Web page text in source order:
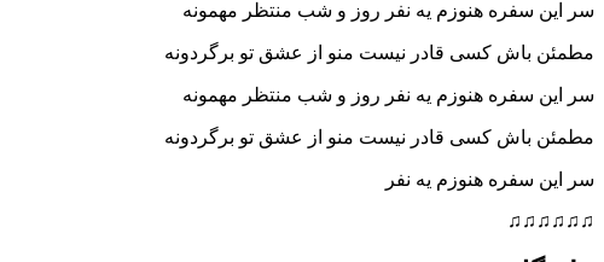
سر این سفره هنوزم یه نفر روز و شب منتظر مهمونه
مطمئن باش کسی قادر نیست منو از عشق تو برگردونه
سر این سفره هنوزم یه نفر روز و شب منتظر مهمونه
مطمئن باش کسی قادر نیست منو از عشق تو برگردونه
سر این سفره هنوزم یه نفر
♫♫♫♫♫♫